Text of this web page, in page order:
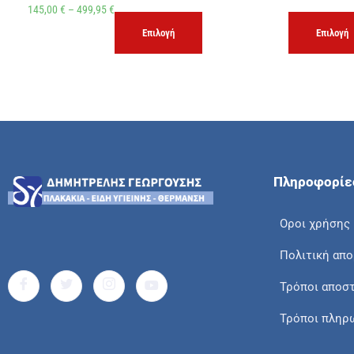
145,00 € – 499,95€
Επιλογή Επιλογή
Οροι χρήσης
Πολιτική
Τρόποι
Τρόποι